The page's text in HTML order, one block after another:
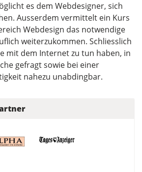
es dem Webdesigner, sich
Ausserdem vermittelt ein Kurs
Webdesign das notwendige
weiterzukommen. Schliesslich
mit dem Internet zu tun haben, in
gefragt sowie bei einer
nahezu unabdingbar.